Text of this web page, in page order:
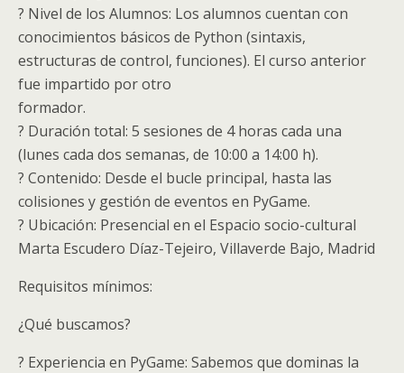
? Nivel de los Alumnos: Los alumnos cuentan con
conocimientos básicos de Python (sintaxis,
estructuras de control, funciones). El curso anterior
fue impartido por otro
formador.
? Duración total: 5 sesiones de 4 horas cada una
(lunes cada dos semanas, de 10:00 a 14:00 h).
? Contenido: Desde el bucle principal, hasta las
colisiones y gestión de eventos en PyGame.
? Ubicación: Presencial en el Espacio socio-cultural
Marta Escudero Díaz-Tejeiro, Villaverde Bajo, Madrid
Requisitos mínimos:
¿Qué buscamos?
? Experiencia en PyGame: Sabemos que dominas la